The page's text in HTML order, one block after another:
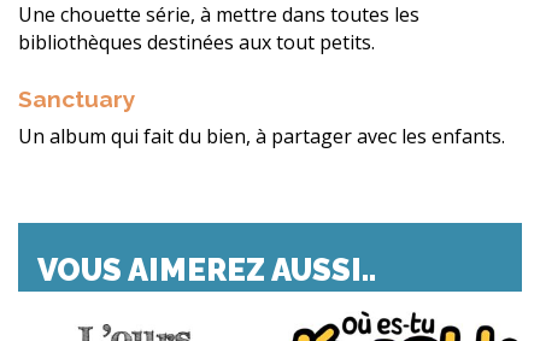
Une chouette série, à mettre dans toutes les
bibliothèques destinées aux tout petits.
Sanctuary
Un album qui fait du bien, à partager avec les enfants.
VOUS AIMEREZ AUSSI..